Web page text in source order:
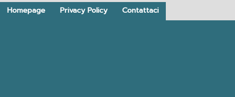
Homepage Privacy Policy Contattaci